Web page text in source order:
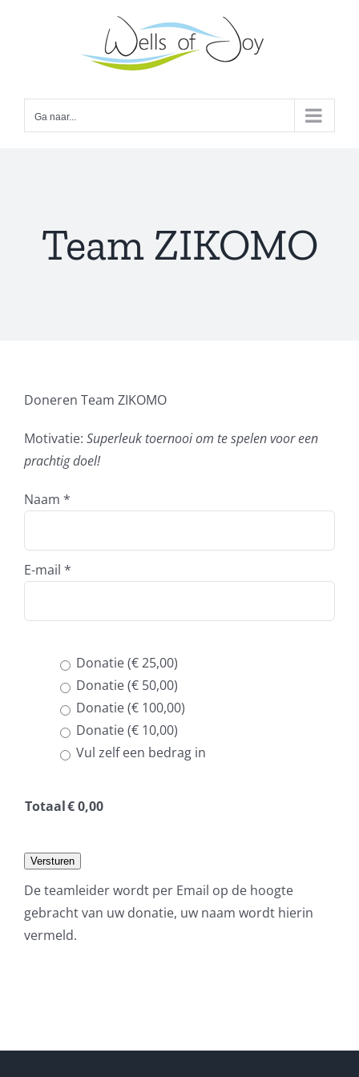
Ga naar...
Team ZIKOMO
Doneren Team ZIKOMO
Motivatie: Superleuk toernooi om te spelen voor een
prachtig doel!
Naam *
E-mail *
Donatie (€ 25,00)
Donatie (€ 50,00)
Donatie (€ 100,00)
Donatie (€ 10,00)
Vul zelf een bedrag in
Totaal€0,00
Versturen
De teamleider wordt per Email op de hoogte
gebracht van uw donatie, uw naam wordt hierin
vermeld.